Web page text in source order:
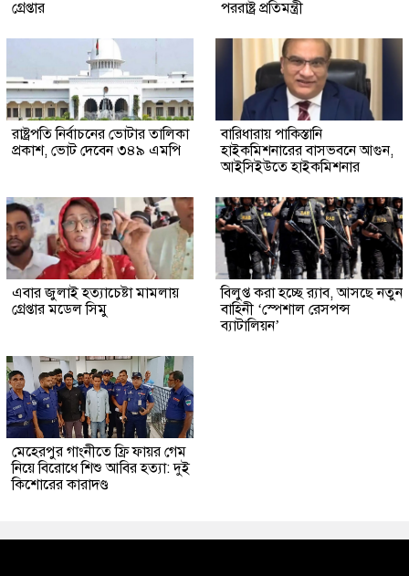
গ্রেপ্তার
পররাষ্ট্র প্রতিমন্ত্রী
রাষ্ট্রপতি নির্বাচনের ভোটার তালিকা
প্রকাশ, ভোট দেবেন ৩৪৯ এমপি
বারিধারায় পাকিস্তানি
হাইকমিশনারের বাসভবনে আগুন,
আইসিইউতে হাইকমিশনার
এবার জুলাই হত্যাচেষ্টা মামলায়
গ্রেপ্তার মডেল সিমু
বিলুপ্ত করা হচ্ছে র‍্যাব, আসছে নতুন
বাহিনী ‘স্পেশাল রেসপন্স
ব্যাটালিয়ন’
মেহেরপুর গাংনীতে ফ্রি ফায়র গেম
নিয়ে বিরোধে শিশু আবির হত্যা: দুই
কিশোরের কারাদণ্ড